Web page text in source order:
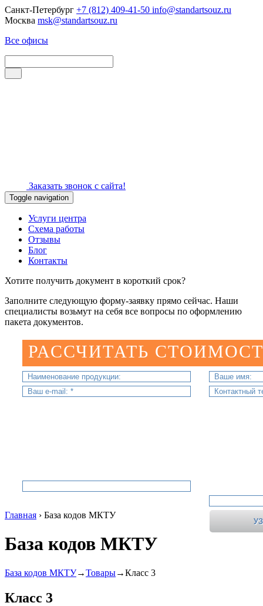
Санкт-Петербург +7 (812) 409-41-50 info@standartsouz.ru
Москва msk@standartsouz.ru
Все офисы
Заказать звонок с сайта!
Toggle navigation
Услуги центра
Схема работы
Отзывы
Блог
Контакты
Хотите получить документ в короткий срок?
Заполните следующую форму-заявку прямо сейчас. Наши
специалисты возьмут на себя все вопросы по оформлению
пакета документов.
РАССЧИТАТЬ
Главная › База кодов МКТУ
База кодов МКТУ
База кодов МКТУ→Товары→Класс 3
Класс 3